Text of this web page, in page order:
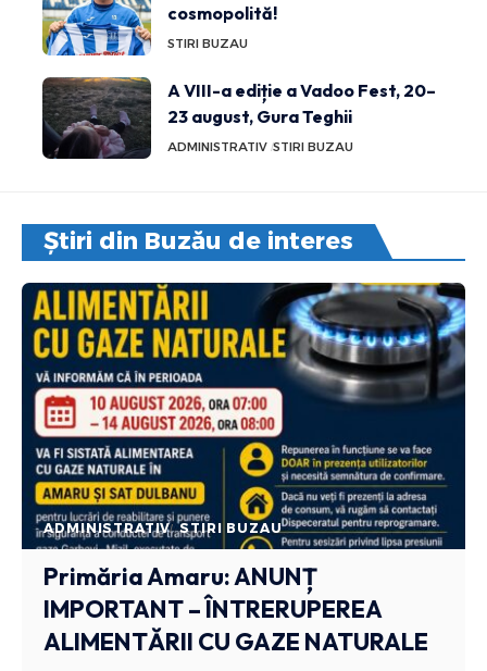
cosmopolită!
STIRI BUZAU
A VIII-a ediție a Vadoo Fest, 20–
23 august, Gura Teghii
ADMINISTRATIV STIRI BUZAU
Știri din Buzău de interes
ADMINISTRATIV STIRI BUZAU
Primăria Amaru: ANUNȚ
IMPORTANT – ÎNTRERUPEREA
ALIMENTĂRII CU GAZE NATURALE